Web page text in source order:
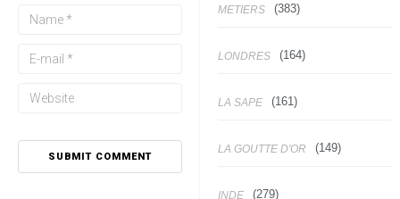
METIERS (383)
LONDRES (164)
LA SAPE (161)
LA GOUTTE D'OR (149)
INDE (279)